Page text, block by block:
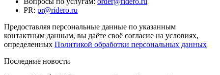
PR: pr@ridero.ru
Предоставляя персональные данные по указанным
контактным данным, вы даёте своё согласие на условиях,
определенных Политикой обработки персональных данных
Последние новости